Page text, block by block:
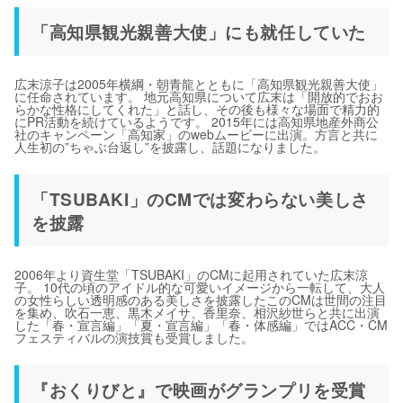
「高知県観光親善大使」にも就任していた
広末涼子は2005年横綱・朝青龍とともに「高知県観光親善大使」
に任命されています。 地元高知県について広末は「開放的でおお
らかな性格にしてくれた」と話し、その後も様々な場面で精力的
にPR活動を続けているようです。 2015年には高知県地産外商公
社のキャンペーン「高知家」のwebムービーに出演。方言と共に
人生初の”ちゃぶ台返し”を披露し、話題になりました。
「TSUBAKI」のCMでは変わらない美しさ
を披露
2006年より資生堂「TSUBAKI」のCMに起用されていた広末涼
子。 10代の頃のアイドル的な可愛いイメージから一転して、大人
の女性らしい透明感のある美しさを披露したこのCMは世間の注目
を集め、吹石一恵、黒木メイサ、香里奈、相沢紗世らと共に出演
した「春・宣言編」「夏・宣言編」「春・体感編」ではACC・CM
フェスティバルの演技賞も受賞しました。
『おくりびと』で映画がグランプリを受賞